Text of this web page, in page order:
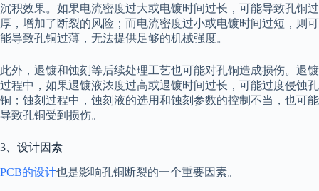
沉积效果。如果电流密度过大或电镀时间过长，可能导致孔铜过
厚，增加了断裂的风险；而电流密度过小或电镀时间过短，则可
能导致孔铜过薄，无法提供足够的机械强度。
此外，退镀和蚀刻等后续处理工艺也可能对孔铜造成损伤。退镀
过程中，如果退镀液浓度过高或退镀时间过长，可能过度侵蚀孔
铜；蚀刻过程中，蚀刻液的选用和蚀刻参数的控制不当，也可能
导致孔铜受到损伤。
3、设计因素
PCB的设计也是影响孔铜断裂的一个重要因素。